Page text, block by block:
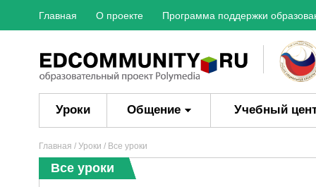
Главная О проекте Программа поддержки
Уроки Общение Учебный
Главная / Уроки / Все уроки
Все уроки